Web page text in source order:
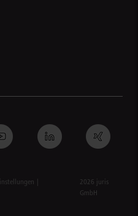
2026 juris
GmbH